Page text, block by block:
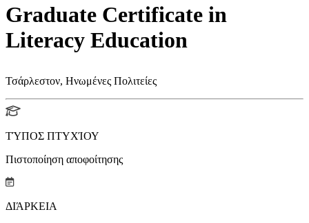
Graduate Certificate in
Literacy Education
Τσάρλεστον, Ηνωμένες Πολιτείες
ΤΎΠΟΣ ΠΤΥΧΊΟΥ
Πιστοποίηση αποφοίτησης
ΔΙΆΡΚΕΙΑ